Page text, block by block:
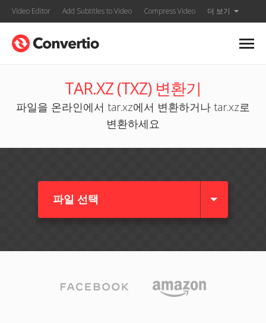
Video Editor Add Subtitles to Video Compress Video 더 보기
TAR.XZ (TXZ) 변환기
파일을 온라인에서 tar.xz에서 변환하거나 tar.xz로
변환하세요
파일 선택